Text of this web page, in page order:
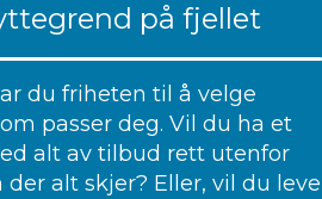
på fjellet
du friheten til å velge
passer deg. Vil du ha et
alt av tilbud rett utenfor
alt skjer? Eller, vil du leve